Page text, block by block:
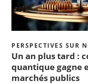
PERSPECTIVES SUR
Un an plus tard :
quantique gagne
marchés publics